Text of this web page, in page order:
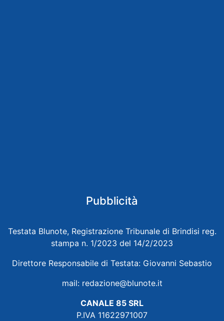
Pubblicità
Testata Blunote, Registrazione Tribunale di Brindisi reg.
stampa n. 1/2023 del 14/2/2023
Direttore Responsabile di Testata: Giovanni Sebastio
mail: redazione@blunote.it
CANALE 85 SRL
P.IVA 11622971007